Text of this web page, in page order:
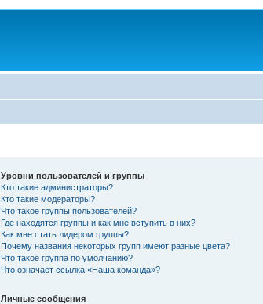
Уровни пользователей и группы
Кто такие администраторы?
Кто такие модераторы?
Что такое группы пользователей?
Где находятся группы и как мне вступить в них?
Как мне стать лидером группы?
Почему названия некоторых групп имеют разные цвета?
Что такое группа по умолчанию?
Что означает ссылка «Наша команда»?
Личные сообщения